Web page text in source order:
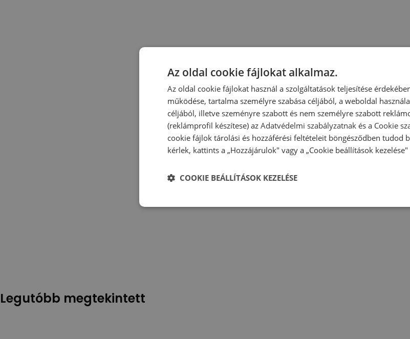
Legutóbb megtekintett
Az oldal cookie fájlokat alkalmaz.
Az oldal cookie fájlokat használ a szolgáltatások teljesítése
működése, tartalma személyre szabása céljából, a weboldal
céljából, illetve szeményre szabott és nem személyre szabott
(reklámprofil készítese) az Adatvédelmi szabályzatnak és a Cookie
cookie fájlok tárolási és hozzáférési feltételeit böngésződben tudod
kérlek, kattints a „Hozzájárulok" vagy a „Cookie beállítások
COOKIE BEÁLLÍTÁSOK KEZELÉSE